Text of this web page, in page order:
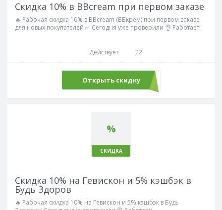
Скидка 10% в BBcream при первом заказе
🔥 Рабочая скидка 10% в BBcream (ББкрем) при первом заказе
для новых покупателей ✅ Сегодня уже проверили 👌 Работает!
Действует 22
Открыть скидку
%
СКИДКА
Скидка 10% на Гевискон и 5% кэшбэк в
Будь Здоров
🔥 Рабочая скидка 10% на Гевискон и 5% кэшбэк в Будь